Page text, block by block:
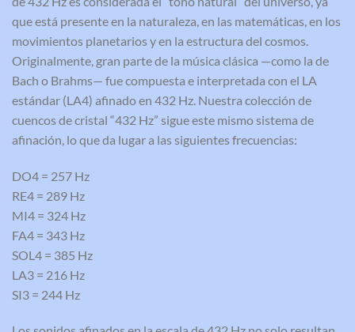
que está presente en la naturaleza, en las matemáticas, en los
movimientos planetarios y en la estructura del cosmos.
Originalmente, gran parte de la música clásica —como la de
Bach o Brahms— fue compuesta e interpretada con el LA
estándar (LA4) afinado en 432 Hz. Nuestra colección de
cuencos de cristal “432 Hz” sigue este mismo sistema de
afinación, lo que da lugar a las siguientes frecuencias:
DO4 = 257 Hz
RE4 = 289 Hz
MI4 = 324 Hz
FA4 = 343 Hz
SOL4 = 385 Hz
LA3 = 216 Hz
SI3 = 244 Hz